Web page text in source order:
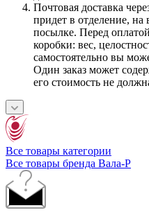
Почтовая доставка
придет в отделение,
посылке. Перед
коробки: вес,
самостоятельно вы
Один заказ может
его стоимость не
Все товары категории
Все товары бренда Вала-Р